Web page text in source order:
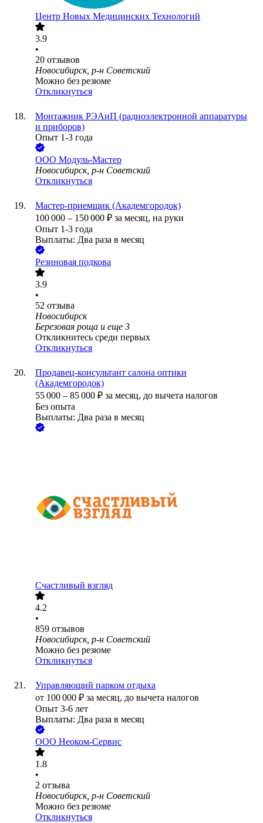
Центр Новых Медицинских Технологий
3.9
•
20 отзывов
Новосибирск, р-н Советский
Можно без резюме
Откликнуться
Монтажник РЭАиП (радиоэлектронной аппаратуры
и приборов)
Опыт 1-3 года
ООО Модуль-Мастер
Новосибирск, р-н Советский
Откликнуться
Мастер-приемщик (Академгородок)
100 000 – 150 000 ₽ за месяц, на руки
Опыт 1-3 года
Выплаты: Два раза в месяц
Резиновая подкова
3.9
•
52 отзыва
Новосибирск
Березовая роща и еще 3
Откликнитесь среди первых
Откликнуться
Продавец-консультант салона оптики
(Академгородок)
55 000 – 85 000 ₽ за месяц, до вычета налогов
Без опыта
Выплаты: Два раза в месяц
Счастливый взгляд
4.2
•
859 отзывов
Новосибирск, р-н Советский
Можно без резюме
Откликнуться
Управляющий парком отдыха
от 100 000 ₽ за месяц, до вычета налогов
Опыт 3-6 лет
Выплаты: Два раза в месяц
ООО Неоком-Сервис
1.8
•
2 отзыва
Новосибирск, р-н Советский
Можно без резюме
Откликнуться